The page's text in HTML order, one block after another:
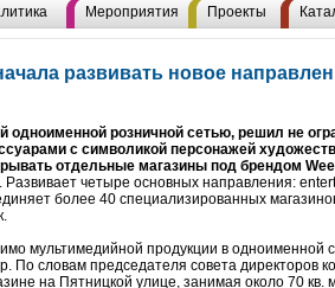
Мероприятия Проекты
развивать новое
розничной сетью, решил не
с символикой персонажей
отдельные магазины под брендом
четыре основных направления:
более 40 специализированных
мультимедийной продукции в одноименной
По словам председателя совета
на Пятницкой улице, занимая около 70